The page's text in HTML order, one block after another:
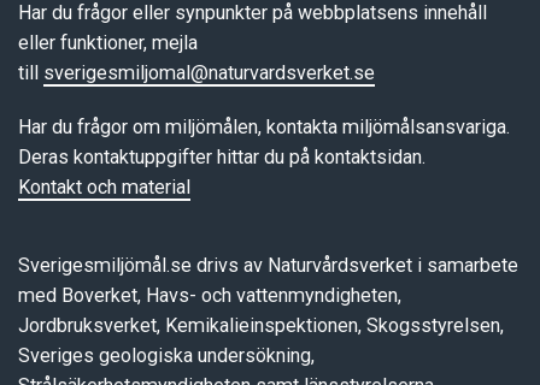
Har du frågor eller synpunkter på webbplatsens innehåll
eller funktioner, mejla
till sverigesmiljomal@naturvardsverket.se
Har du frågor om miljömålen, kontakta miljömålsansvariga.
Deras kontaktuppgifter hittar du på kontaktsidan.
Kontakt och material
Sverigesmiljömål.se drivs av Naturvårdsverket i samarbete
med Boverket, Havs- och vattenmyndigheten,
Jordbruksverket, Kemikalieinspektionen, Skogsstyrelsen,
Sveriges geologiska undersökning,